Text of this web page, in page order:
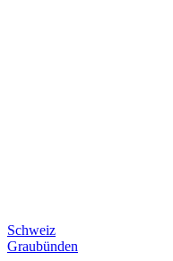
Schweiz
Graubünden